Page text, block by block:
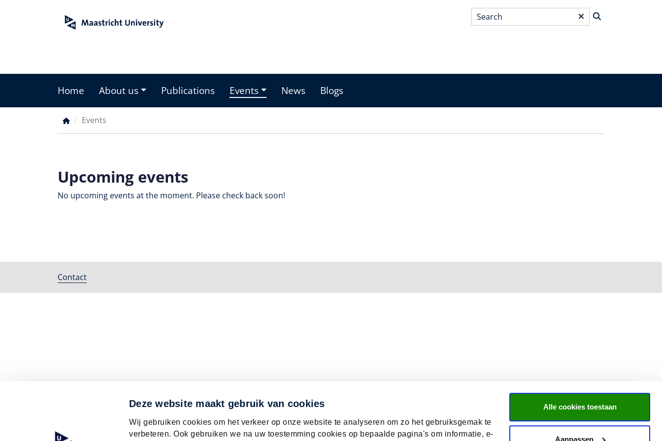
Deze website maakt gebruik van cookies
Wij gebruiken cookies om het verkeer op onze website te analyseren om zo het gebruiksgemak te
verbeteren. Ook gebruiken we na uw toestemming cookies op bepaalde pagina's om informatie, e-
Alle cookies toestaan
Aanpassen
Search*
Main
menu
Home About us Publications Events News Blogs
Breadcrumb
Events
Upcoming events
No upcoming events at the moment. Please check back soon!
Footer
Contact